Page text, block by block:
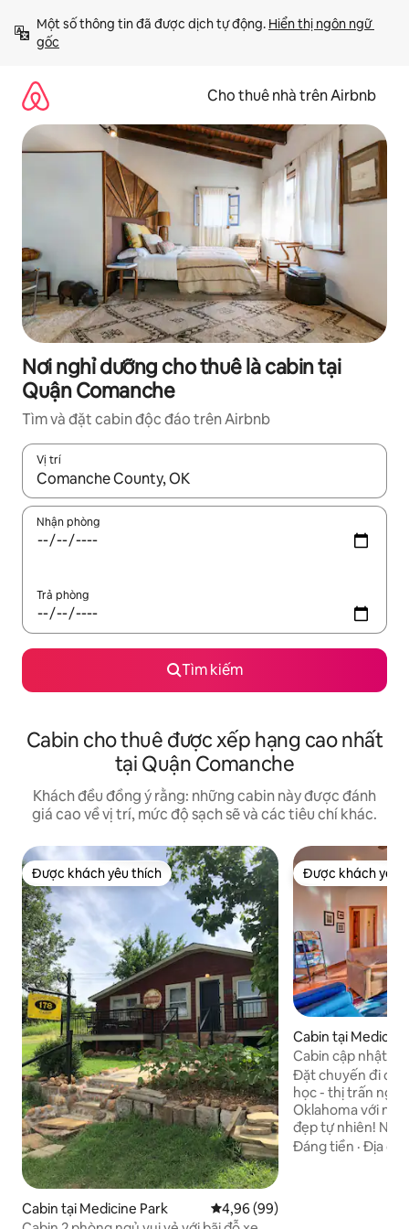
đến
Một số thông tin đã được dịch tự động. Hiển thị ngôn ngữ
gốc
Cho thuê nhà trên Airbnb
Nơi nghỉ dưỡng cho thuê là cabin tại
Quận Comanche
Tìm và đặt cabin độc đáo trên Airbnb
Vị trí
Khi có kết quả, hãy điều hướng bằng phím mũi tên lên và
Nhận phòng
Trả phòng
Tìm kiếm
Cabin cho thuê được xếp hạng cao nhất
tại Quận Comanche
Khách đều đồng ý rằng: những cabin này được đánh
giá cao về vị trí, mức độ sạch sẽ và các tiêu chí khác.
Được khách yêu thích
Được khách yêu thích
Cabin tại Medicine Park Xếp hạng trung bình 4,96/5, 99
4,96 (99)
Được khách yêu
Được khách yêu
Cabin tại
Cabin cập nhật
1 Mi to Lake
Đặt chuyến đi của
học - thị trấn nghỉ
Oklahoma với nét
đẹp tự nhiên!
giường, 2 phòng
Đáng tiền ·Địa